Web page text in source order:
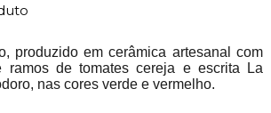
produzido em cerâmica artesanal com
ramos de tomates cereja e escrita La
nas cores verde e vermelho.